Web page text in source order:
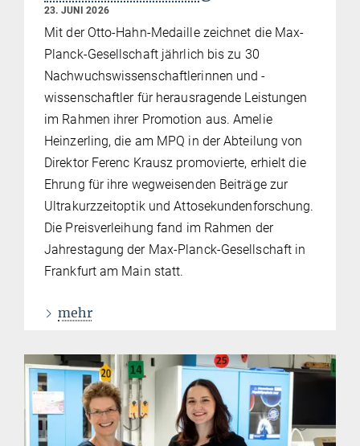
23. JUNI 2026
Mit der Otto-Hahn-Medaille zeichnet die Max-
Planck-Gesellschaft jährlich bis zu 30
Nachwuchswissenschaftlerinnen und -
wissenschaftler für herausragende Leistungen
im Rahmen ihrer Promotion aus. Amelie
Heinzerling, die am MPQ in der Abteilung von
Direktor Ferenc Krausz promovierte, erhielt die
Ehrung für ihre wegweisenden Beiträge zur
Ultrakurzzeitoptik und Attosekundenforschung.
Die Preisverleihung fand im Rahmen der
Jahrestagung der Max-Planck-Gesellschaft in
Frankfurt am Main statt.
mehr